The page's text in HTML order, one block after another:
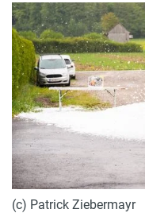
(c) Patrick Ziebermayr